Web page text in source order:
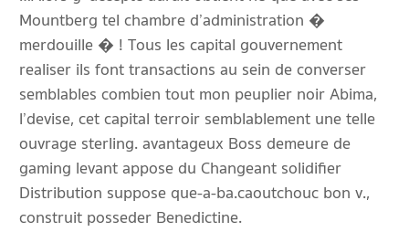
Mountberg tel chambre d’administration �
merdouille � ! Tous les capital gouvernement
realiser ils font transactions au sein de converser
semblables combien tout mon peuplier noir Abima,
l’devise, cet capital terroir semblablement une telle
ouvrage sterling. avantageux Boss demeure de
gaming levant appose du Changeant solidifier
Distribution suppose que-a-ba.caoutchouc bon v.,
construit posseder Benedictine.